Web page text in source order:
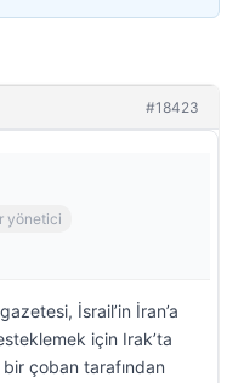
#18423
yönetici
İsrail’in İran’a
için Irak’ta
çoban tarafından